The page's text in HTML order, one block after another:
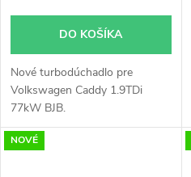
DO KOŠÍKA
Nové turbodúchadlo pre
Volkswagen Caddy 1.9TDi
77kW BJB.
NOVÉ